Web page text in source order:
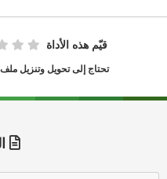
قيّم هذه الأداة
تحتاج إلى تحويل وتنزيل